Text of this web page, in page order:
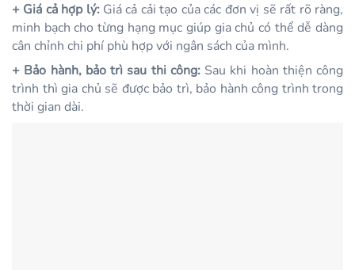
+ Giá cả hợp lý: Giá cả cải tạo của các đơn vị sẽ rất rõ ràng,
minh bạch cho từng hạng mục giúp gia chủ có thể dễ dàng
cân chỉnh chi phí phù hợp với ngân sách của mình.
+ Bảo hành, bảo trì sau thi công: Sau khi hoàn thiện công
trình thì gia chủ sẽ được bảo trì, bảo hành công trình trong
thời gian dài.